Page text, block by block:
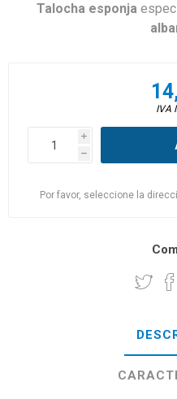
Talocha esponja
IVA
i
h
Por favor, seleccione la